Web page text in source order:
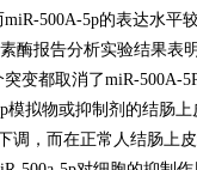
500A-5p的表达水平
酶报告分析实验结果表
变都取消了miR-500A-
拟物或抑制剂的结肠
调，而在正常人结肠上